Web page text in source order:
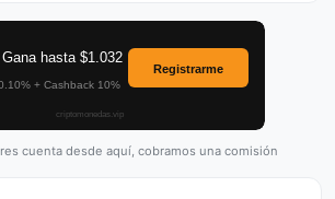
cuenta desde aquí, cobramos una comisión